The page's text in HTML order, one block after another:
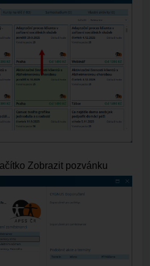
Zobrazit pozvánku